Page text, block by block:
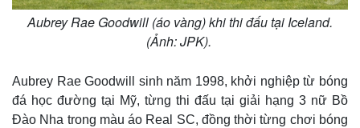
Aubrey Rae Goodwill (áo vàng) khi thi đấu tại Iceland.
(Ảnh: JPK).
Aubrey Rae Goodwill sinh năm 1998, khởi nghiệp từ bóng
đá học đường tại Mỹ, từng thi đấu tại giải hạng 3 nữ Bồ
Đào Nha trong màu áo Real SC, đồng thời từng chơi bóng